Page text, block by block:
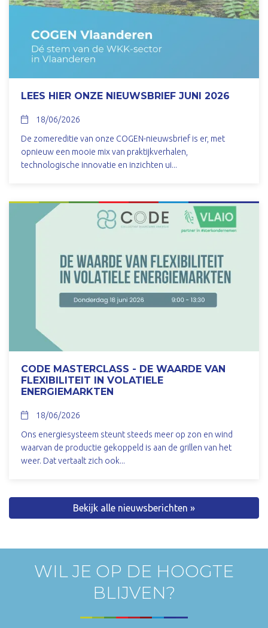
LEES HIER ONZE NIEUWSBRIEF JUNI 2026
18/06/2026
De zomereditie van onze COGEN-nieuwsbrief is er, met
opnieuw een mooie mix van praktijkverhalen,
technologische innovatie en inzichten ui...
CODE MASTERCLASS - DE WAARDE VAN
FLEXIBILITEIT IN VOLATIELE
ENERGIEMARKTEN
18/06/2026
Ons energiesysteem steunt steeds meer op zon en wind
waarvan de productie gekoppeld is aan de grillen van het
weer. Dat vertaalt zich ook...
Bekijk alle nieuwsberichten »
WIL JE OP DE HOOGTE
BLIJVEN?